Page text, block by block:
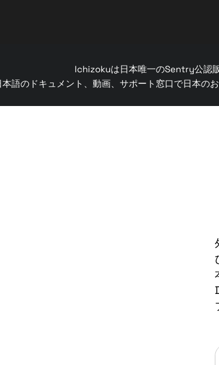
Ichizokuは日本唯一のSentry公認販
本語のドキュメント、動画、サポート窓口で日本の